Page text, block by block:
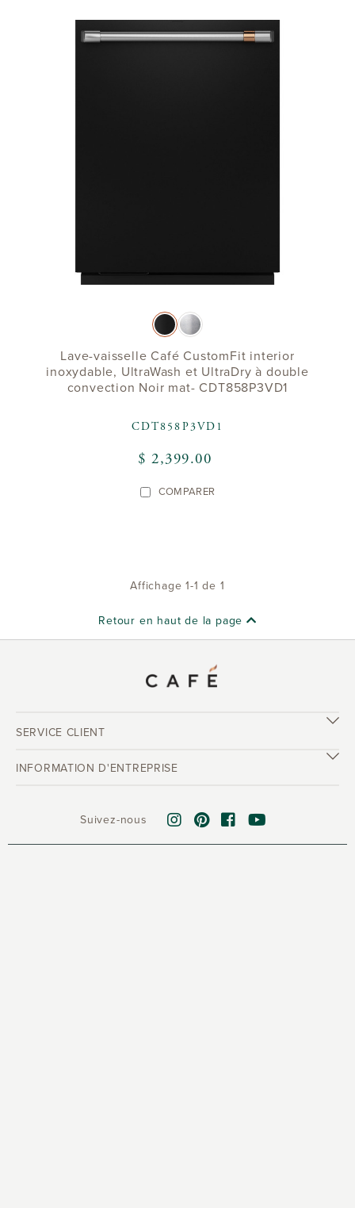
Lave-vaisselle Café CustomFit interior
inoxydable, UltraWash et UltraDry à double
convection Noir mat- CDT858P3VD1
CDT858P3VD1
$ 2,399.00
COMPARER
Affichage 1-1 de 1
Retour en haut de la page
SERVICE CLIENT
INFORMATION D'ENTREPRISE
Suivez-nous